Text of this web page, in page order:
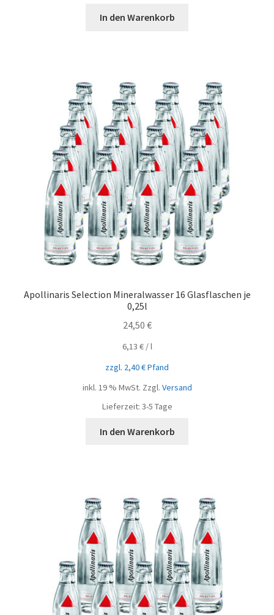
In den Warenkorb
Apollinaris Selection Mineralwasser 16 Glasflaschen je
0,25l
24,50 €
6,13 €/l
zzgl. 2,40€Pfand
inkl. 19 % MwSt. Zzgl. Versand
Lieferzeit: 3-5 Tage
In den Warenkorb